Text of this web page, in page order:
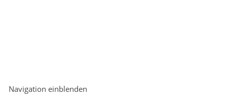
Navigation einblenden